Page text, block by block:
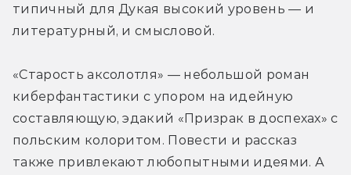
типичный для Дукая высокий уровень — и
литературный, и смысловой.
«Старость аксолотля» — небольшой роман
киберфантастики с упором на идейную
составляющую, эдакий «Призрак в доспехах» с
польским колоритом. Повести и рассказ
также привлекают любопытными идеями. А